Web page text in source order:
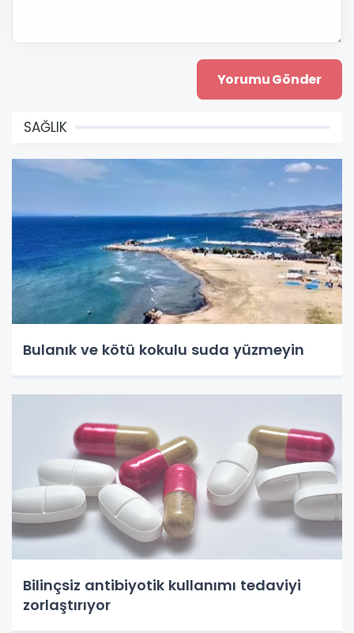
SAĞLIK
Bulanık ve kötü kokulu suda yüzmeyin
Bilinçsiz antibiyotik kullanımı tedaviyi
zorlaştırıyor